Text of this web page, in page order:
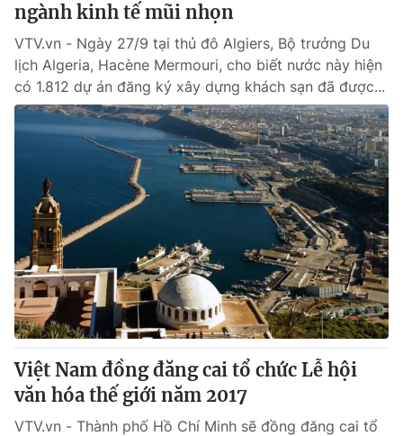
ngành kinh tế mũi nhọn
VTV.vn - Ngày 27/9 tại thủ đô Algiers, Bộ trưởng Du
lịch Algeria, Hacène Mermouri, cho biết nước này hiện
có 1.812 dự án đăng ký xây dựng khách sạn đã được...
Việt Nam đồng đăng cai tổ chức Lễ hội
văn hóa thế giới năm 2017
VTV.vn - Thành phố Hồ Chí Minh sẽ đồng đăng cai tổ